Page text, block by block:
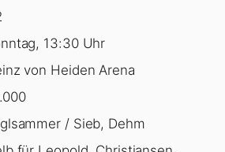
13:30 Uhr
von Heiden Arena
/ Sieb, Dehm